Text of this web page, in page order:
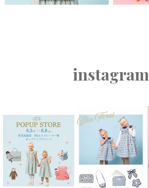
instagram